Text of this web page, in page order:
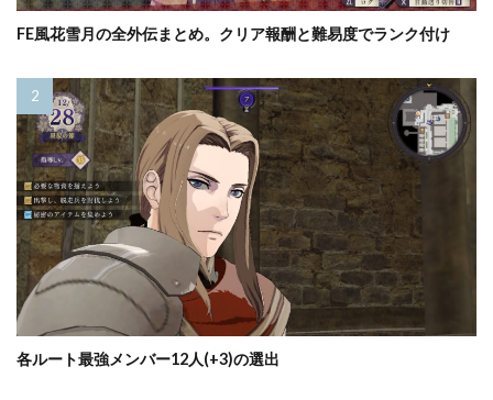
FE風花雪月の全外伝まとめ。クリア報酬と難易度でランク付け
各ルート最強メンバー12人(+3)の選出